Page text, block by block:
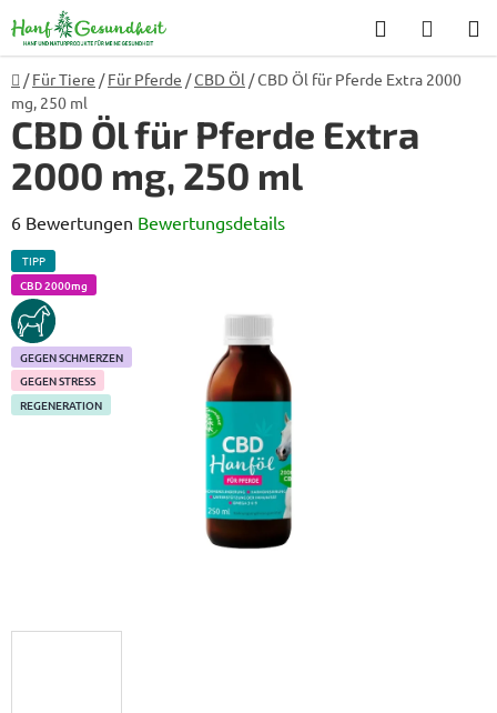
Inhalt
springen
Suchen
Startseite
/ Für Tiere / Für Pferde /CBD Öl /CBD Öl für Pferde Extra 2000
mg, 250 ml
CBD Öl für Pferde Extra
2000 mg, 250 ml
Die
durchschnittliche
Produktbewertung
ist
4,7
von
5
6 Bewertungen Bewertungsdetails
TIPP
CBD 2000mg
KUN
GEGEN SCHMERZEN
GEGEN STRESS
REGENERATION